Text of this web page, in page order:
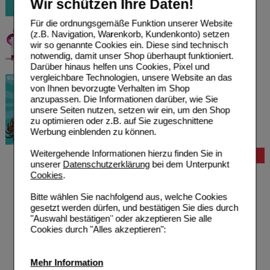
Wir schützen Ihre Daten!
Für die ordnungsgemäße Funktion unserer Website
(z.B. Navigation, Warenkorb, Kundenkonto) setzen
wir so genannte Cookies ein. Diese sind technisch
notwendig, damit unser Shop überhaupt funktioniert.
Darüber hinaus helfen uns Cookies, Pixel und
vergleichbare Technologien, unsere Website an das
von Ihnen bevorzugte Verhalten im Shop
anzupassen. Die Informationen darüber, wie Sie
unsere Seiten nutzen, setzen wir ein, um den Shop
zu optimieren oder z.B. auf Sie zugeschnittene
Werbung einblenden zu können.
Weitergehende Informationen hierzu finden Sie in
unserer Datenschutzerklärungbei dem Unterpunkt
Cookies.
Bitte wählen Sie nachfolgend aus, welche Cookies
gesetzt werden dürfen, und bestätigen Sie dies durch
"Auswahl bestätigen" oder akzeptieren Sie alle
Cookies durch "Alles akzeptieren":
Mehr Information
Bestellung
Zahlungsmöglichkeiten
Rezepte einlösen
Freiumschläge anfordern
Freiumschläge downloaden